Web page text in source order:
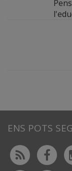
ENS POTS
Rss